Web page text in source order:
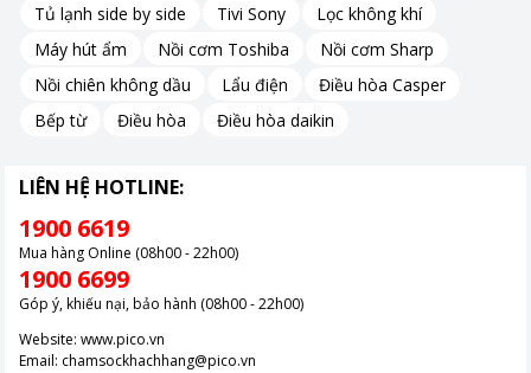
Tủ lạnh side by side
Tivi Sony
Lọc không khí
Máy hút ẩm
Nồi cơm Toshiba
Nồi cơm Sharp
Nồi chiên không dầu
Lẩu điện
Điều hòa Casper
Bếp từ
Điều hòa Điều hòa daikin
LIÊN HỆ HOTLINE:
1900 6619
Mua hàng Online (08h00 - 22h00)
1900 6699
Góp ý, khiếu nại, bảo hành (08h00 - 22h00)
Website: www.pico.vn
Email: chamsockhachhang@pico.vn